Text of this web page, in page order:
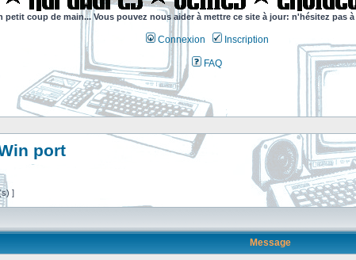
petit coup de main... Vous pouvez nous aider à mettre ce site à jour: n'hésitez pas à
Connexion Inscription
FAQ
port
]
Message